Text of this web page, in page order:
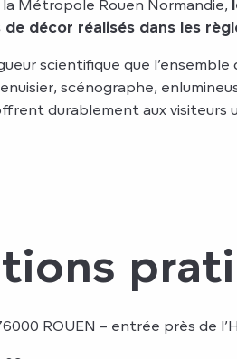
Métropole Rouen Normandie,
décor réalisés dans les
scientifique que
scénographe,
durablement aux visiteurs
ROUEN – entrée près de